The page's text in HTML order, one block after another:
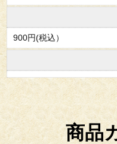
900円(税込）
商品